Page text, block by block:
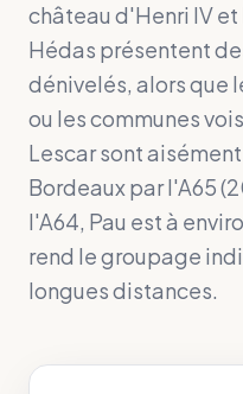
château d'Henri IV
Hédas présentent
dénivelés, alors que
ou les communes
Lescar sont
Bordeaux par l'A65
l'A64, Pau est à
rend le groupage
longues distances.